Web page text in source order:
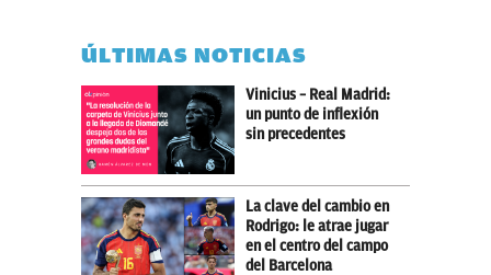
ÚLTIMAS NOTICIAS
Vinicius – Real Madrid:
un punto de inflexión
sin precedentes
La clave del cambio en
Rodrigo: le atrae jugar
en el centro del campo
del Barcelona